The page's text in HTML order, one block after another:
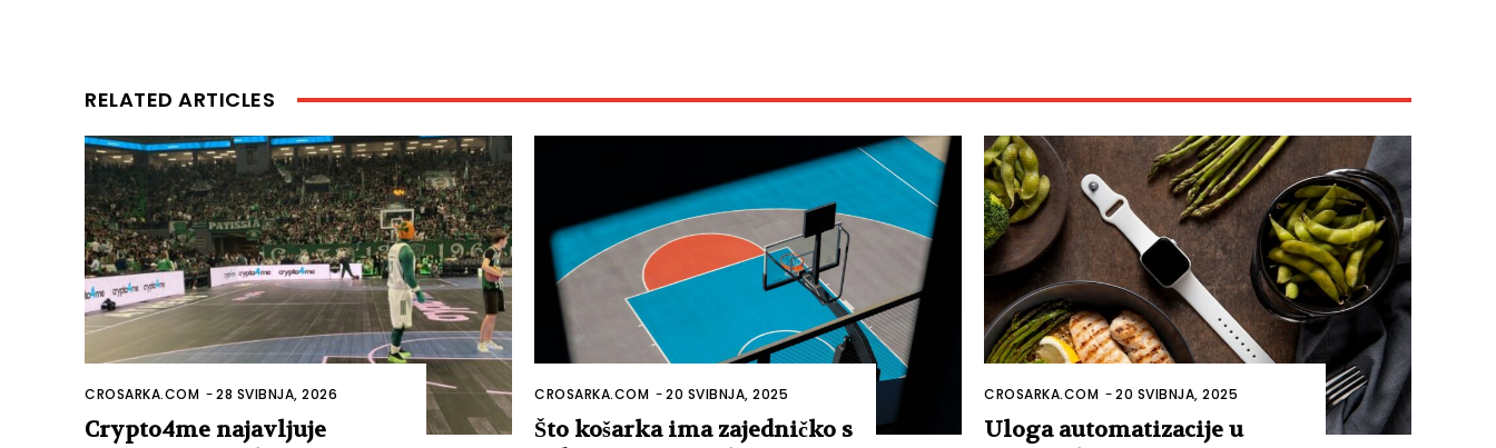
RELATED ARTICLES
CROSARKA.COM -28 SVIBNJA, 2026
Crypto4me najavljuje
CROSARKA.COM -20 SVIBNJA, 2025
Što košarka ima zajedničko s
CROSARKA.COM -20 SVIBNJA, 2025
Uloga automatizacije u